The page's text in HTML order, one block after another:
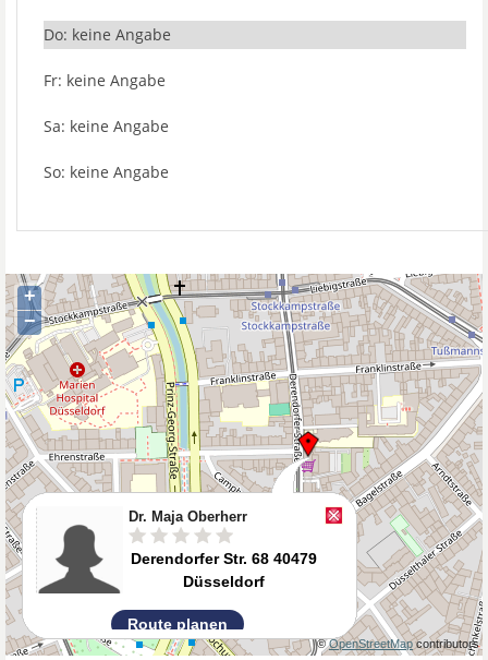
Do: keine Angabe
Fr: keine Angabe
Sa: keine Angabe
So: keine Angabe